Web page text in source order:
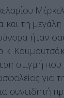
και τη
σύνορα ήταν
ο κ.
στιγμή
για
συνειδητή